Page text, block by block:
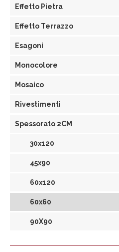
Effetto Pietra
Effetto Terrazzo
Esagoni
Monocolore
Mosaico
Rivestimenti
Spessorato 2CM
30x120
45x90
60x120
60x60
90X90